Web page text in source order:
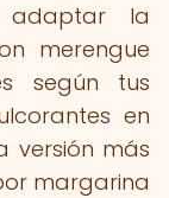
adaptar la
merengue
según tus
en
versión más
margarina